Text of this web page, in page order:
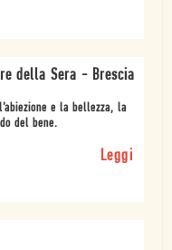
della Sera - Brescia
e la bellezza, la
del bene.
Leggi